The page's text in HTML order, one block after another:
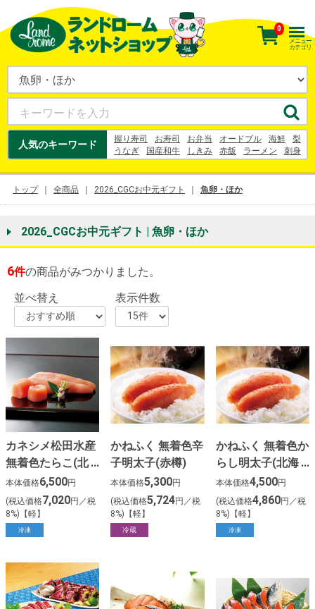
人気のキーワード 握り寿司 お寿司 お弁当 オードブル 海鮮
梨
うなぎ
国産和牛 しきみ 赤飯 ラーメン
刺身
花束
ケーキ うなぎ 梨 お中元
10キロ
鈴木農園
お茶
0
メニュー
カテゴリ
トップ 全商品 2026_CGCお中元ギフト 魚卵・ほか
2026_CGCお中元ギフト | 魚卵・ほか
6件の商品がみつかりました。
並べ替え
表示件数
カネシメ松田水産
無着色たらこ(北
海道虎杖浜産)
本体価格6,500円
(税込価格7,020円／税
8%)【軽】
冷凍
かねふく 無着色辛
子明太子(赤樽)
本体価格5,300円
(税込価格5,724円／税
8%)【軽】
冷蔵
かねふく 無着色か
らし明太子(北海
道産)
本体価格4,500円
(税込価格4,860円／税
8%)【軽】
冷凍